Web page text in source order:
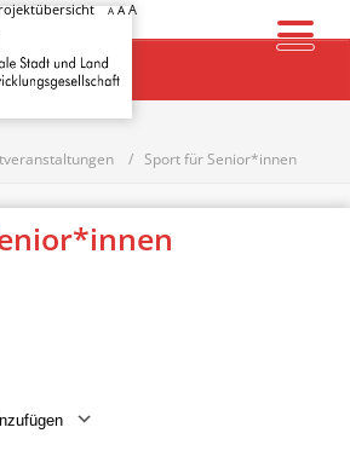
A AA
Sport für Senior*innen